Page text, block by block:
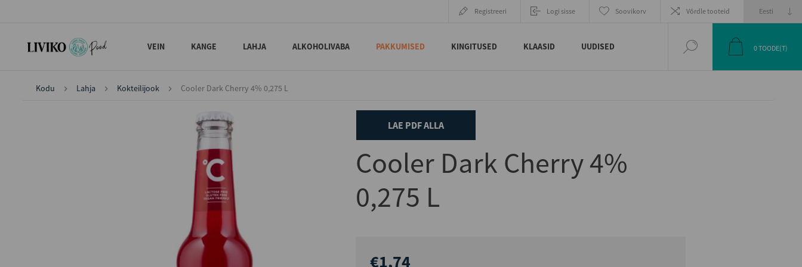
Registreeri Logi sisse Soovikorv Võrdle tooteid
VEIN KANGE LAHJA ALKOHOLIVABA PAKKUMISED KINGITUSED KLAASID UUDISED 0TOODE(T)
Kodu Lahja Kokteilijook Cooler Dark Cherry 4% 0,275 L
EELMINEJÄRGMINE
LAE PDF ALLA
Cooler Dark Cherry 4%
0,275 L
€1,74